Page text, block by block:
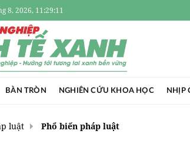
8, 2026, 11:29:13
BÀN TRÒN NGHIÊN CỨU KHOA HỌC NHỊP
luật Phổ biến pháp luật